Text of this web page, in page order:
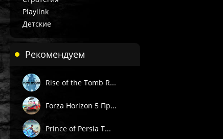
Playlink
Детские
Рекомендуем
Rise of the Tomb R...
Forza Horizon 5 Пр...
Prince of Persia T...